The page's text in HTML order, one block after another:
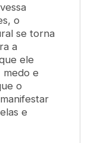
o
se torna
a
ele
medo e
o
e